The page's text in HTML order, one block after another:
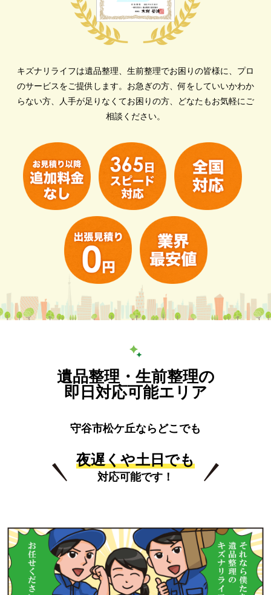
キズナリライフは遺品整理、生前整理でお困りの皆様に、プロ
のサービスをご提供します。 お急ぎの方、何をしていいかわか
らない方、人手が足りなくてお困りの方、どなたもお気軽にご
相談ください。
遺品整理・生前整理の
即日対応可能エリア
守谷市松ケ丘ならどこでも
夜遅くや土日でも
対応可能です！